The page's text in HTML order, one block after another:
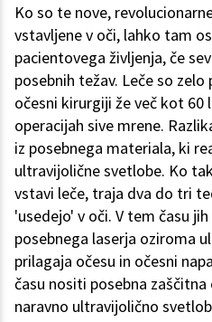
Ko so te nove,
vstavljene v oči, lahko tam
pacientovega življenja, če
posebnih težav. Leče so
očesni kirurgiji že več kot 60
operacijah sive mrene.
iz posebnega materiala, ki
ultravijolične svetlobe. Ko
vstavi leče, traja dva do tri
'usedejo' v oči. V tem času
posebnega laserja oziroma
prilagaja očesu in očesni
času nositi posebna
naravno ultravijolično